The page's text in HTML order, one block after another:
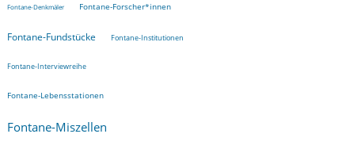
Fontane-Denkmäler Fontane-Forscher*innen
Fontane-Fundstücke Fontane-Institutionen
Fontane-Interviewreihe
Fontane-Lebensstationen
Fontane-Miszellen